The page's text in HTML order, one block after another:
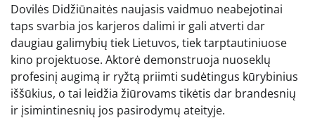
Dovilės Didžiūnaitės naujasis vaidmuo neabejotinai
taps svarbia jos karjeros dalimi ir gali atverti dar
daugiau galimybių tiek Lietuvos, tiek tarptautiniuose
kino projektuose. Aktorė demonstruoja nuoseklų
profesinį augimą ir ryžtą priimti sudėtingus kūrybinius
iššūkius, o tai leidžia žiūrovams tikėtis dar brandesnių
ir įsimintinesnių jos pasirodymų ateityje.